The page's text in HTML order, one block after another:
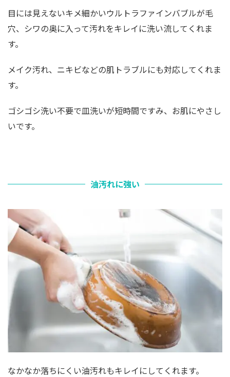
目には見えないキメ細かいウルトラファインバブルが毛
穴、シワの奥に入って汚れをキレイに洗い流してくれま
す。
メイク汚れ、ニキビなどの肌トラブルにも対応してくれま
す。
ゴシゴシ洗い不要で皿洗いが短時間ですみ、お肌にやさし
いです。
油汚れに強い
なかなか落ちにくい油汚れもキレイにしてくれます。